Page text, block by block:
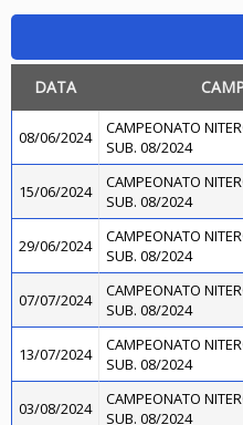
DATA
08/06/2024
CAMPEONATO
SUB. 08/2024
15/06/2024
CAMPEONATO
SUB. 08/2024
29/06/2024
CAMPEONATO
SUB. 08/2024
07/07/2024
CAMPEONATO
SUB. 08/2024
13/07/2024
CAMPEONATO
SUB. 08/2024
03/08/2024
CAMPEONATO
SUB. 08/2024